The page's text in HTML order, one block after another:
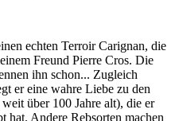
echten Terroir Carignan, die
Freund Pierre Cros. Die
ihn schon... Zugleich
er eine wahre Liebe zu den
über 100 Jahre alt), die er
hat. Andere Rebsorten machen